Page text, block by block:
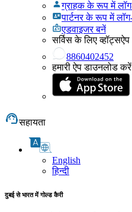
ग्राहक के रूप में
पार्टनर के रूप में
एडवाइजर बनें
सर्विस के लिए व्हॉट्सऐप
8860402452
हमारी ऐप डाउनलोड करें
सहायता
English
हिन्दी
दुबई से भारत में गोल्ड कैरी